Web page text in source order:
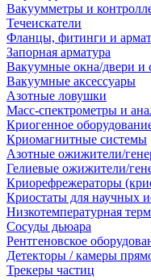
Вакуумметры и
Течеискатели
Фланцы, фитинги и
Запорная арматура
Вакуумные окна/двери и
Вакуумные аксессуары
Азотные ловушки
Масс-спектрометры и
Криогенное
Криомагнитные системы
Азотные ожижители/
Гелиевые ожижители/
Криорефрежераторы
Криостаты для научных
Низкотемпературная
Сосуды дьюара
Рентгеновское
Детекторы / камеры
Трекеры частиц